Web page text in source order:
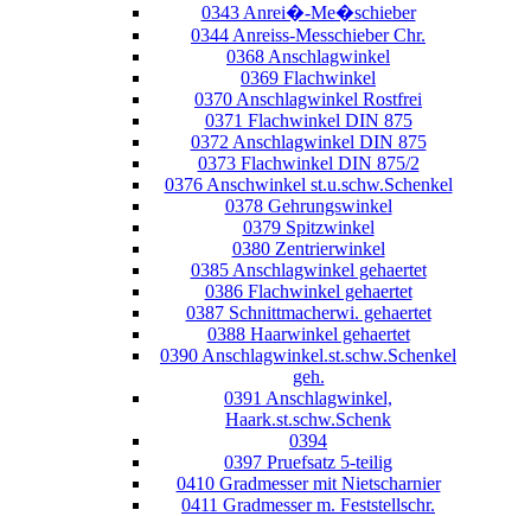
0343 Anrei�-Me�schieber
0344 Anreiss-Messchieber Chr.
0368 Anschlagwinkel
0369 Flachwinkel
0370 Anschlagwinkel Rostfrei
0371 Flachwinkel DIN 875
0372 Anschlagwinkel DIN 875
0373 Flachwinkel DIN 875/2
0376 Anschwinkel st.u.schw.Schenkel
0378 Gehrungswinkel
0379 Spitzwinkel
0380 Zentrierwinkel
0385 Anschlagwinkel gehaertet
0386 Flachwinkel gehaertet
0387 Schnittmacherwi. gehaertet
0388 Haarwinkel gehaertet
0390 Anschlagwinkel.st.schw.Schenkel
geh.
0391 Anschlagwinkel,
Haark.st.schw.Schenk
0394
0397 Pruefsatz 5-teilig
0410 Gradmesser mit Nietscharnier
0411 Gradmesser m. Feststellschr.